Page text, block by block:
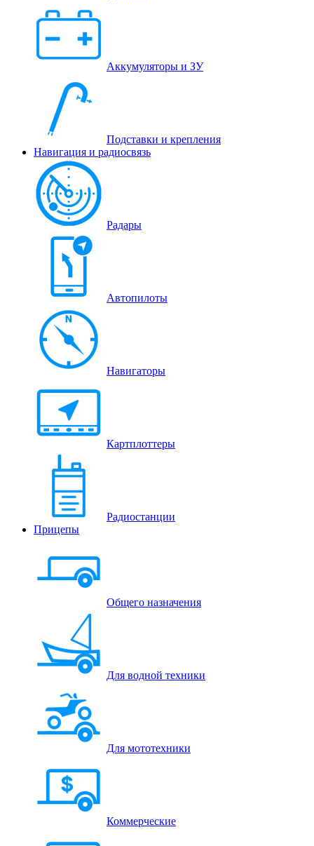
Аккумуляторы и ЗУ
Подставки и крепления
Навигация и радиосвязь
Радары
Автопилоты
Навигаторы
Картплоттеры
Радиостанции
Прицепы
Общего назначения
Для водной техники
Для мототехники
Коммерческие